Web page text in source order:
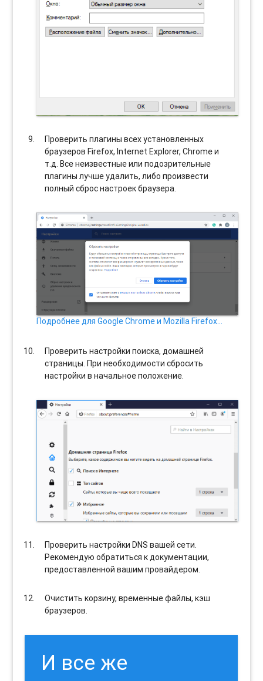
Проверить плагины всех установленных
браузеров Firefox, Internet Explorer, Chrome и
т.д. Все неизвестные или подозрительные
плагины лучше удалить, либо произвести
полный сброс настроек браузера.
Подробнее для Google Chrome и Mozilla Firefox…
Проверить настройки поиска, домашней
страницы. При необходимости сбросить
настройки в начальное положение.
Проверить настройки DNS вашей сети.
Рекомендую обратиться к документации,
предоставленной вашим провайдером.
Очистить корзину, временные файлы, кэш
браузеров.
И все же